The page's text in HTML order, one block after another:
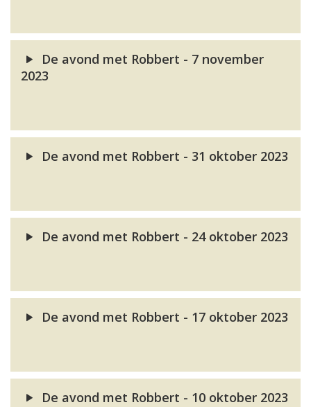
De avond met Robbert - 7 november
2023
De avond met Robbert - 31 oktober 2023
De avond met Robbert - 24 oktober 2023
De avond met Robbert - 17 oktober 2023
De avond met Robbert - 10 oktober 2023